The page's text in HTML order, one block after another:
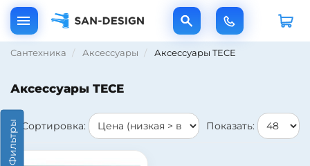
Сантехника Аксессуары Аксессуары TECE
Аксессуары TECE
Показать:
Сортировка:
Фильтры